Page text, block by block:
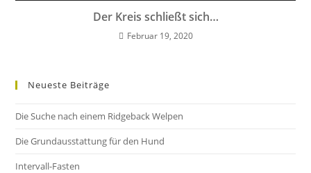
Der Kreis schließt sich…
Februar 19, 2020
Neueste Beiträge
Die Suche nach einem Ridgeback Welpen
Die Grundausstattung für den Hund
Intervall-Fasten